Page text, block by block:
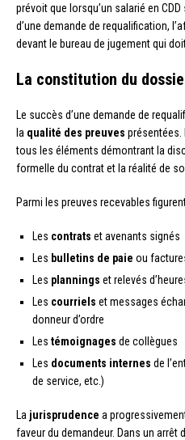
prévoit que lorsqu’un salarié en
d’une demande de requalification,
devant le bureau de jugement qui
La constitution du
Le succès d’une demande de
la qualité des preuves présentées.
tous les éléments démontrant la
formelle du contrat et la réalité de
Parmi les preuves recevables
Les contrats et avenants signés
Les bulletins de paie ou
Les plannings et relevés
Les courriels et messages
donneur d’ordre
Les témoignages de collègues
Les documents internes de
de service, etc.)
La jurisprudence a
faveur du demandeur. Dans un arrêt